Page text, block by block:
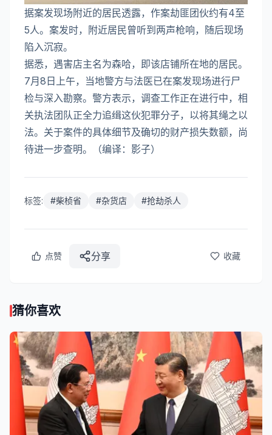
据案发现场附近的居民透露，作案劫匪团伙约有4至
5人。案发时，附近居民曾听到两声枪响，随后现场
陷入沉寂。
据悉，遇害店主名为森哈，即该店铺所在地的居民。
7月8日上午，当地警方与法医已在案发现场进行尸
检与深入勘察。警方表示，调查工作正在进行中，相
关执法团队正全力追缉这伙犯罪分子，以将其绳之以
法。关于案件的具体细节及确切的财产损失数额，尚
待进一步查明。（编译：影子）
标签: #柴桢省 #杂货店 #抢劫杀人
点赞 分享 收藏
猜你喜欢